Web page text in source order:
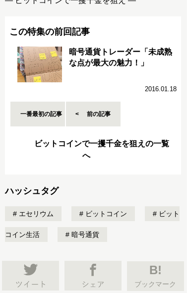
この特集の前回記事
暗号通貨トレーダー「未成熟
な点が最大の魅力！」
2016.01.18
一番最初の記事 前の記事
ビットコインで一攫千金を狙えの一覧
へ
ハッシュタグ
エセリウム ビットコイン ビット
コイン生活 暗号通貨
B!
ブックマーク